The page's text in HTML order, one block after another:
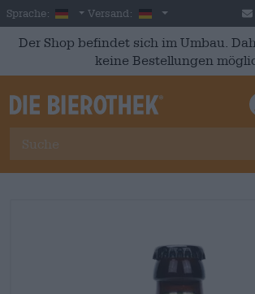
Skip to main content
Sprache: German
Versand: Deutschland
Der Shop befindet sich im Umbau.
keine Bestellungen